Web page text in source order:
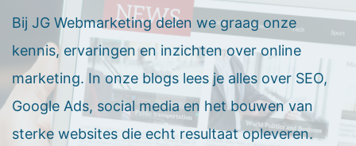
Bij JG Webmarketing delen we graag onze
kennis, ervaringen en inzichten over online
marketing. In onze blogs lees je alles over SEO,
Google Ads, social media en het bouwen van
sterke websites die echt resultaat opleveren.